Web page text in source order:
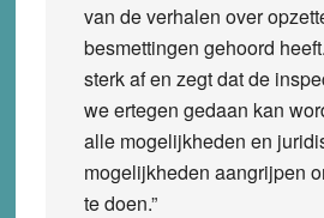
van de verhalen over
besmettingen gehoord
sterk af en zegt dat de
we ertegen gedaan kan
alle mogelijkheden en
mogelijkheden aangrijpen
te doen.”